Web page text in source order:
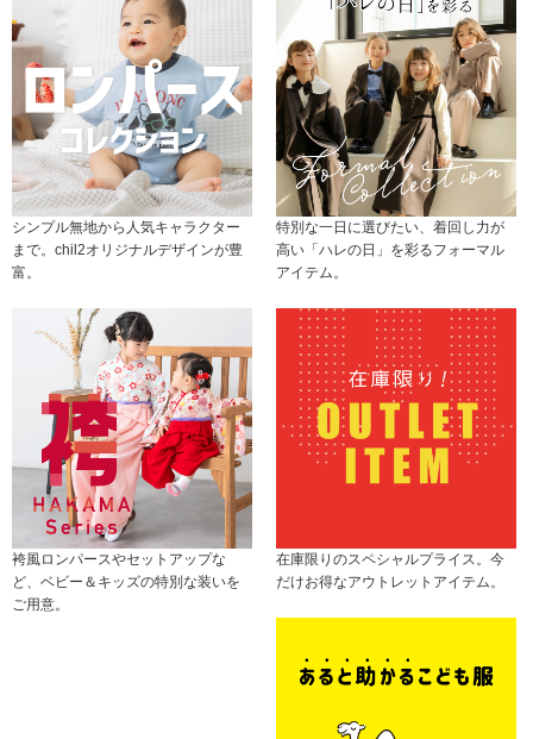
シンプル無地から人気キャラクター
まで。chil2オリジナルデザインが豊
富。
特別な一日に選びたい、着回し力が
高い「ハレの日」を彩るフォーマル
アイテム。
袴風ロンパースやセットアップな
ど、ベビー＆キッズの特別な装いを
ご用意。
在庫限りのスペシャルプライス。今
だけお得なアウトレットアイテム。